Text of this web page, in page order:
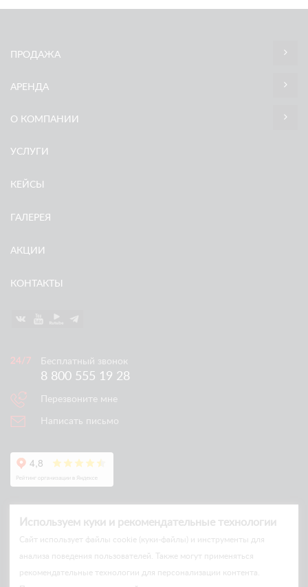
ПРОДАЖА
АРЕНДА
О КОМПАНИИ
УСЛУГИ
КЕЙСЫ
ГАЛЕРЕЯ
АКЦИИ
КОНТАКТЫ
Бесплатный звонок
8 800 555 19 28
Перезвоните мне
Написать письмо
Используем куки и рекомендательные технологии
Cайт использует файлы cookie (куки-файлы) и инструменты для
анализа поведения пользователей. Также могут применяться
рекомендательные технологии для персонализации контента.